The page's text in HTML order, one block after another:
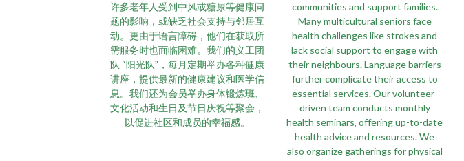
许多老年人受到中风或糖尿等健康问
题的影响，或缺乏社会支持与邻居互
动。更由于语言障碍，他们在获取所
需服务时也面临困难。我们的义工团
队 “阳光队”，每月定期举办各种健康
讲座，提供最新的健康建议和医学信
息。我们还为会员举办身体锻炼班、
文化活动和生日及节日庆祝等聚会，
以促进社区和成员的幸福感。
communities and support families.
Many multicultural seniors face
health challenges like strokes and
lack social support to engage with
their neighbours. Language barriers
further complicate their access to
essential services. Our volunteer-
driven team conducts monthly
health seminars, offering up-to-date
health advice and resources. We
also organize gatherings for physical